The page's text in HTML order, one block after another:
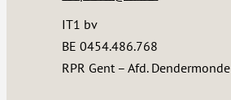
IT1 bv
BE 0454.486.768
RPR Gent – Afd. Dendermonde